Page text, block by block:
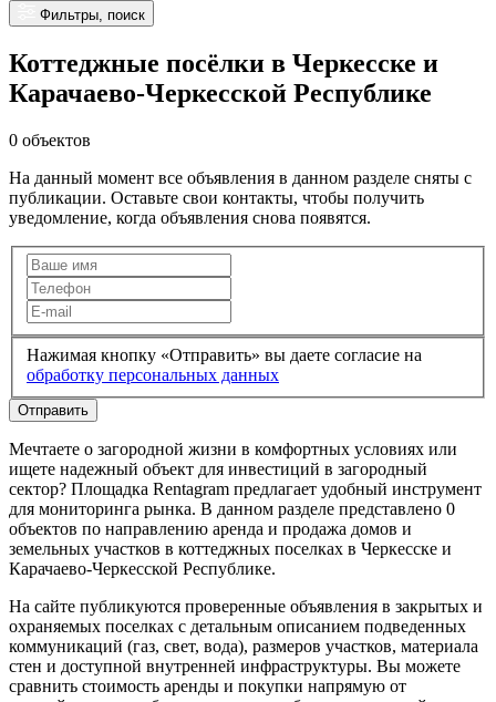
Фильтры, поиск
Коттеджные посёлки в Черкесске и
Карачаево-Черкесской Республике
0 объектов
На данный момент все объявления в данном разделе сняты с
публикации. Оставьте свои контакты, чтобы получить
уведомление, когда объявления снова появятся.
Нажимая кнопку «Отправить» вы даете согласие на
обработку персональных данных
Отправить
Мечтаете о загородной жизни в комфортных условиях или
ищете надежный объект для инвестиций в загородный
сектор? Площадка Rentagram предлагает удобный инструмент
для мониторинга рынка. В данном разделе представлено 0
объектов по направлению аренда и продажа домов и
земельных участков в коттеджных поселках в Черкесске и
Карачаево-Черкесской Республике.
На сайте публикуются проверенные объявления в закрытых и
охраняемых поселках с детальным описанием подведенных
коммуникаций (газ, свет, вода), размеров участков, материала
стен и доступной внутренней инфраструктуры. Вы можете
сравнить стоимость аренды и покупки напрямую от